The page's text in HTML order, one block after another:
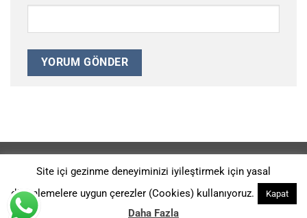
Ürünlerimiz 2014-G-113914 ve 2014-G-126526 Patent Numaraları
İle KORUNMAKTADIR. Copyright 2026 ©Kromtaş Makina Sanayi -
Digital Agency: A Sound Fiction
Site içi gezinme deneyiminizi iyileştirmek için yasal
düzenlemelere uygun çerezler (Cookies) kullanıyoruz.
Kapat
Daha Fazla